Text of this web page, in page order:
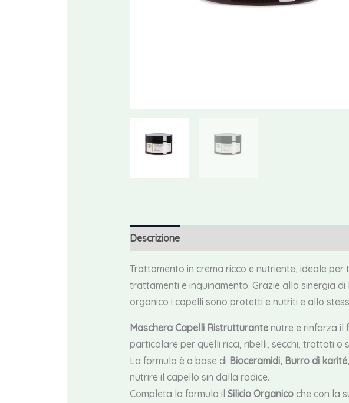
Descrizione
Trattamento in crema ricco e nutriente, ideale
trattamenti e inquinamento. Grazie alla sinergia
organico i capelli sono protetti e nutriti e allo
Maschera Capelli Ristrutturante nutre e rinforza il
particolare per quelli ricci, ribelli, secchi, trattati o
La formula è a base di Bioceramidi, Burro di
nutrire il capello sin dalla radice.
Completa la formula ilSilicio Organico che con la